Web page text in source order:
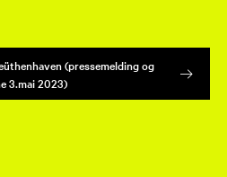
(pressemelding og
3.mai 2023)